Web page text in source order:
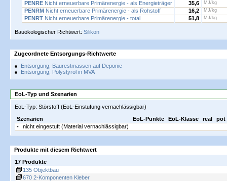
PENRE Nicht erneuerbare Primärenergie - als Energieträger 35,6 MJ/kg
PENRM Nicht erneuerbare Primärenergie - als Rohstoff 16,2 MJ/kg
PENRT Nicht erneuerbare Primärenergie - total 51,8 MJ/kg
Bauökologischer Richtwert: Silikon
Zugeordnete Entsorgungs-Richtwerte
Entsorgung, Baurestmassen auf Deponie
Entsorgung, Polystyrol in MVA
EoL-Typ und Szenarien
EoL-Typ: Störstoff (EoL-Einstufung vernachlässigbar)
Szenarien
EoL-Punkte EoL-Klasse real
pot
-
nicht eingestuft (Material vernachlässigbar)
Produkte mit diesem Richtwert
17 Produkte
135 Objektbau
670 2-Komponenten Kleber